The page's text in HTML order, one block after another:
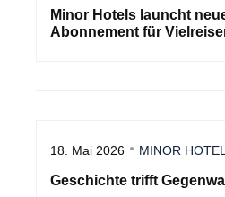
Minor Hotels launcht
Abonnement für
18. Mai 2026 MINOR
Geschichte trifft